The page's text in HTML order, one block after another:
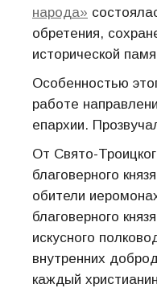
народа»
обретения,
исторической
Особенностью
работе
епархии.
От Свято-
благоверного
обители
благоверного
искусного
внутренних
каждый